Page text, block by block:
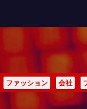
ファッション 会社